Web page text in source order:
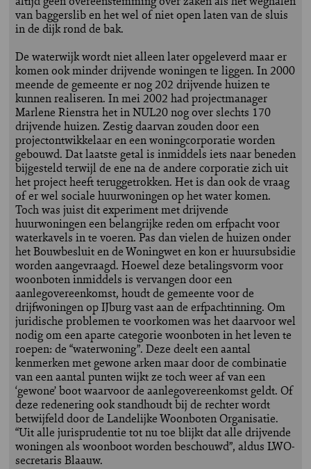
van baggerslib en het wel of niet open laten van de sluis
in de dijk rond de bak.
De waterwijk wordt niet alleen later opgeleverd maar er
komen ook minder drijvende woningen te liggen. In 2000
meende de gemeente er nog 202 drijvende huizen te
kunnen realiseren. In mei 2002 had projectmanager
Marlene Rienstra het in NUL20 nog over slechts 170
drijvende huizen. Zestig daarvan zouden door een
projectontwikkelaar en een woningcorporatie worden
gebouwd. Dat laatste getal is inmiddels iets naar beneden
bijgesteld terwijl de ene na de andere corporatie zich uit
het project heeft teruggetrokken. Het is dan ook de vraag
of er wel sociale huurwoningen op het water komen.
Toch was juist dit experiment met drijvende
huurwoningen een belangrijke reden om erfpacht voor
waterkavels in te voeren. Pas dan vielen de huizen onder
het Bouwbesluit en de Woningwet en kon er huursubsidie
worden aangevraagd. Hoewel deze betalingsvorm voor
woonboten inmiddels is vervangen door een
aanlegovereenkomst, houdt de gemeente voor de
drijfwoningen op IJburg vast aan de erfpachtinning. Om
juridische problemen te voorkomen was het daarvoor wel
nodig om een aparte categorie woonboten in het leven te
roepen: de “waterwoning”. Deze deelt een aantal
kenmerken met gewone arken maar door de combinatie
van een aantal punten wijkt ze toch weer af van een
‘gewone’ boot waarvoor de aanlegovereenkomst geldt. Of
deze redenering ook standhoudt bij de rechter wordt
betwijfeld door de Landelijke Woonboten Organisatie.
“Uit alle jurisprudentie tot nu toe blijkt dat alle drijvende
woningen als woonboot worden beschouwd”, aldus LWO-
secretaris Blaauw.